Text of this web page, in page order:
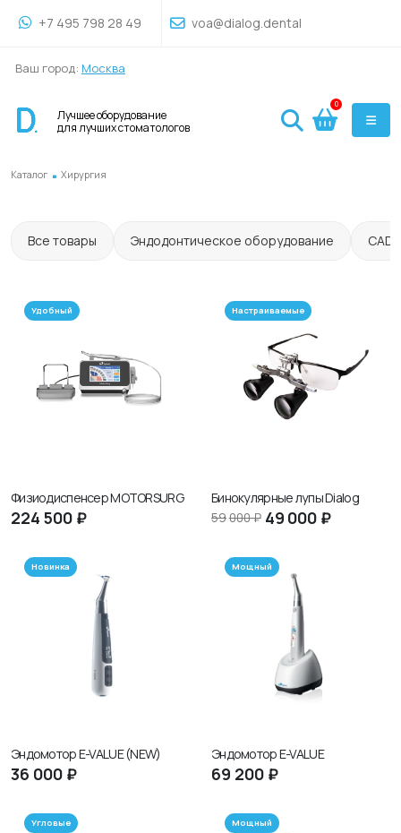
+7 495 798 28 49 voa@dialog.dental
Ваш город: Москва
Лучшее оборудование
для лучших стоматологов
0
Каталог . Хирургия
Все товары Эндодонтическое оборудование
Удобный
Физиодиспенсер MOTORSURG
224 500 ₽
Настраиваемые
Бинокулярные лупы Dialog
49 000 ₽
59000 ₽
Новинка
Эндомотор E-VALUE (NEW)
36 000 ₽
Мощный
Эндомотор E-VALUE
69 200 ₽
Угловые Мощный